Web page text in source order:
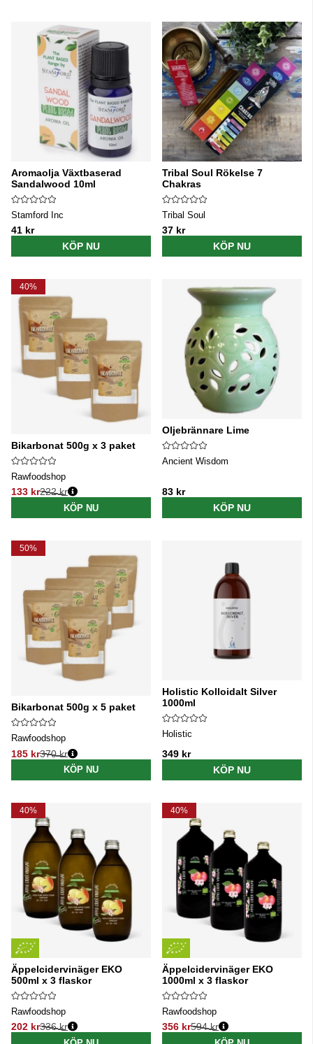
Aromaolja Växtbaserad
Sandalwood 10ml
Stamford Inc
41 kr
KÖP NU
Tribal Soul Rökelse 7
Chakras
Tribal Soul
37 kr
KÖP NU
40%
Bikarbonat 500g x 3 paket
Rawfoodshop
133 kr
Ordinarie pris:
222 kr
KÖP NU
Oljebrännare Lime
Ancient Wisdom
83 kr
KÖP NU
50%
Bikarbonat 500g x 5 paket
Rawfoodshop
185 kr
Ordinarie pris:
370 kr
KÖP NU
Holistic Kolloidalt Silver
1000ml
Holistic
349 kr
KÖP NU
40%
Äppelcidervinäger EKO
500ml x 3 flaskor
Rawfoodshop
202 kr
Ordinarie pris:
336 kr
40%
Äppelcidervinäger EKO
1000ml x 3 flaskor
Rawfoodshop
356 kr
Ordinarie pris:
594 kr